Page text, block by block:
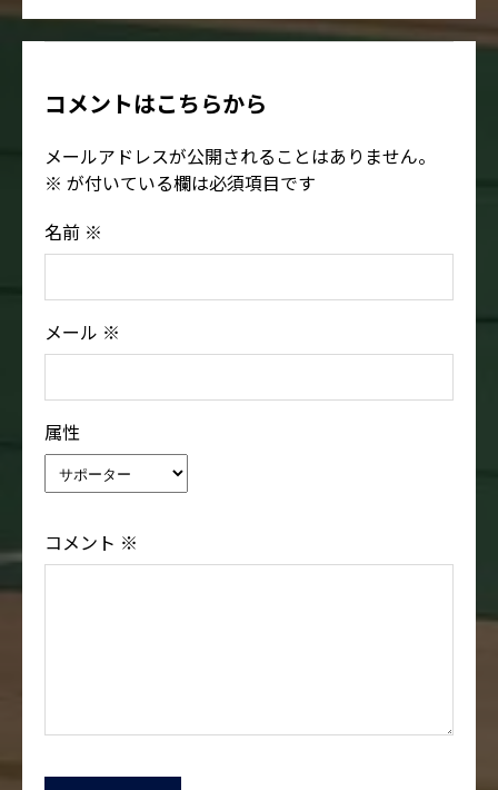
コメントはこちらから
メールアドレスが公開されることはありません。
※ が付いている欄は必須項目です
名前 ※
メール ※
属性
コメント ※